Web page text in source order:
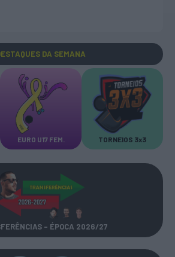
DA SEMANA
EURO U17 FEM. TORNEIOS 3x3
- ÉPOCA 2026/27